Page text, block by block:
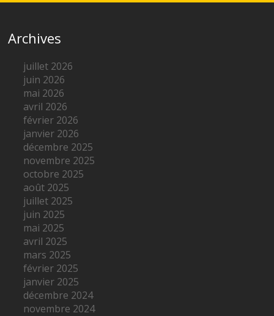
Archives
juillet 2026
juin 2026
mai 2026
avril 2026
février 2026
janvier 2026
décembre 2025
novembre 2025
octobre 2025
août 2025
juillet 2025
juin 2025
mai 2025
avril 2025
mars 2025
février 2025
janvier 2025
décembre 2024
novembre 2024